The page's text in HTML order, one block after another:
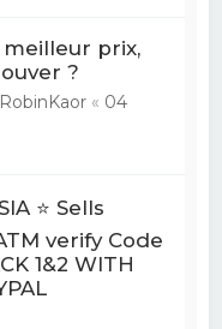
meilleur prix,
?
RobinKaor « 04
⭐️ Sells
verify Code
1&2 WITH